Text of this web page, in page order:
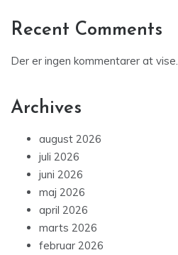
Recent Comments
Der er ingen kommentarer at vise.
Archives
august 2026
juli 2026
juni 2026
maj 2026
april 2026
marts 2026
februar 2026